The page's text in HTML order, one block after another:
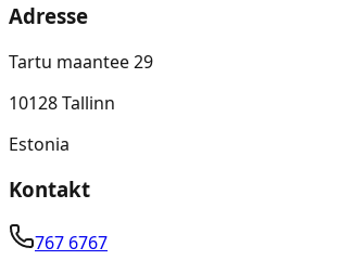
Adresse
Tartu maantee 29
10128 Tallinn
Estonia
Kontakt
767 6767